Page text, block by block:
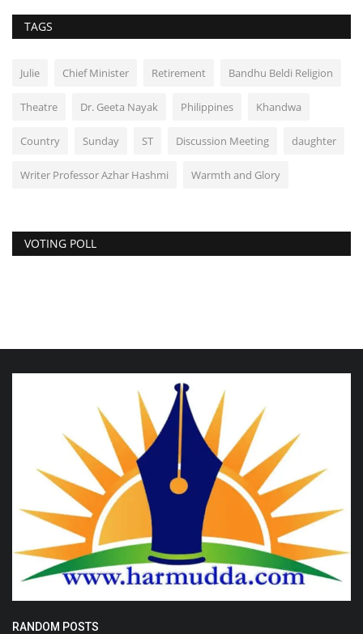
TAGS
Julie Chief Minister Retirement Bandhu Beldi Religion
Theatre Dr. Geeta Nayak Philippines Khandwa
Country Sunday ST Discussion Meeting daughter
Writer Professor Azhar Hashmi Warmth and Glory
VOTING POLL
RANDOM POSTS